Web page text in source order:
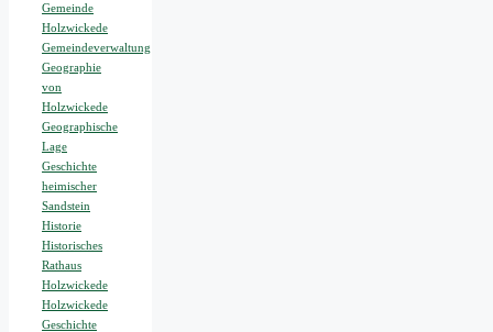
Gemeinde
Holzwickede
Gemeindeverwaltung
Geographie
von
Holzwickede
Geographische
Lage
Geschichte
heimischer
Sandstein
Historie
Historisches
Rathaus
Holzwickede
Holzwickede
Geschichte